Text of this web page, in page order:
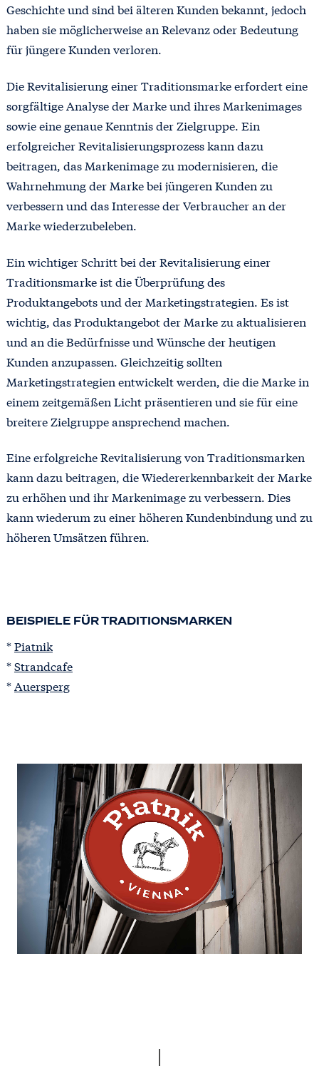
Geschichte und sind bei älteren Kunden bekannt, jedoch
haben sie möglicherweise an Relevanz oder Bedeutung
für jüngere Kunden verloren.
Die Revitalisierung einer Traditionsmarke erfordert eine
sorgfältige Analyse der Marke und ihres Markenimages
sowie eine genaue Kenntnis der Zielgruppe. Ein
erfolgreicher Revitalisierungsprozess kann dazu
beitragen, das Markenimage zu modernisieren, die
Wahrnehmung der Marke bei jüngeren Kunden zu
verbessern und das Interesse der Verbraucher an der
Marke wiederzubeleben.
Ein wichtiger Schritt bei der Revitalisierung einer
Traditionsmarke ist die Überprüfung des
Produktangebots und der Marketingstrategien. Es ist
wichtig, das Produktangebot der Marke zu aktualisieren
und an die Bedürfnisse und Wünsche der heutigen
Kunden anzupassen. Gleichzeitig sollten
Marketingstrategien entwickelt werden, die die Marke in
einem zeitgemäßen Licht präsentieren und sie für eine
breitere Zielgruppe ansprechend machen.
Eine erfolgreiche Revitalisierung von Traditionsmarken
kann dazu beitragen, die Wiedererkennbarkeit der Marke
zu erhöhen und ihr Markenimage zu verbessern. Dies
kann wiederum zu einer höheren Kundenbindung und zu
höheren Umsätzen führen.
BEISPIELE FÜR TRADITIONSMARKEN
*Piatnik
*Strandcafe
*Auersperg